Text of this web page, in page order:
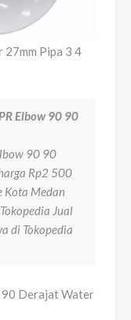
27mm Pipa 3 4
Elbow 90 90
90 90
Rp2 500
Kota Medan
Jual
di Tokopedia